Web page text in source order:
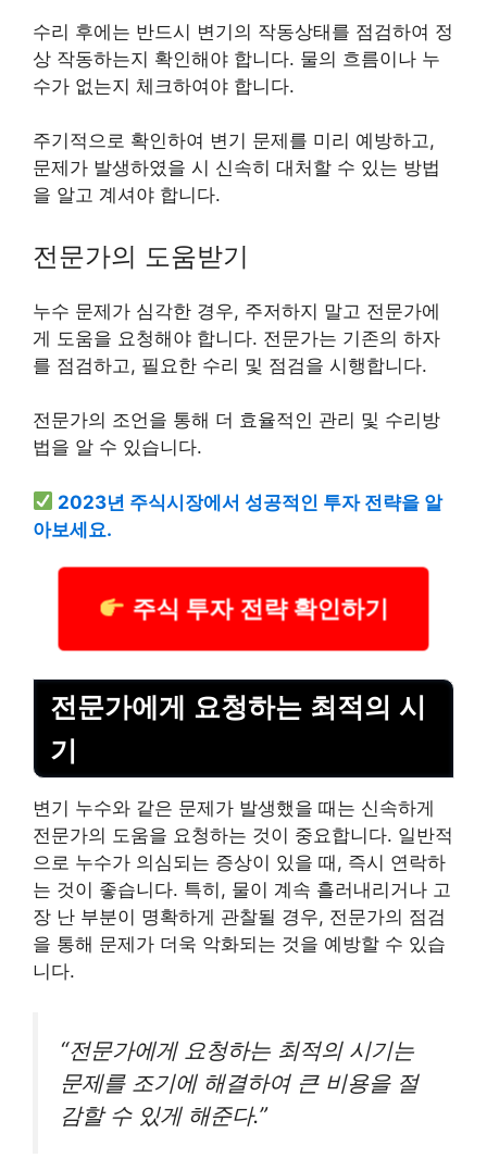
수리 후에는 반드시 변기의 작동상태를 점검하여 정
상 작동하는지 확인해야 합니다. 물의 흐름이나 누
수가 없는지 체크하여야 합니다.
주기적으로 확인하여 변기 문제를 미리 예방하고,
문제가 발생하였을 시 신속히 대처할 수 있는 방법
을 알고 계셔야 합니다.
전문가의 도움받기
누수 문제가 심각한 경우, 주저하지 말고 전문가에
게 도움을 요청해야 합니다. 전문가는 기존의 하자
를 점검하고, 필요한 수리 및 점검을 시행합니다.
전문가의 조언을 통해 더 효율적인 관리 및 수리방
법을 알 수 있습니다.
2023년 주식시장에서 성공적인 투자 전략을 알
아보세요.
주식 투자 전략 확인하기
전문가에게 요청하는 최적의 시
기
변기 누수와 같은 문제가 발생했을 때는 신속하게
전문가의 도움을 요청하는 것이 중요합니다. 일반적
으로 누수가 의심되는 증상이 있을 때, 즉시 연락하
는 것이 좋습니다. 특히, 물이 계속 흘러내리거나 고
장 난 부분이 명확하게 관찰될 경우, 전문가의 점검
을 통해 문제가 더욱 악화되는 것을 예방할 수 있습
니다.
“전문가에게 요청하는 최적의 시기는
문제를 조기에 해결하여 큰 비용을 절
감할 수 있게 해준다.”